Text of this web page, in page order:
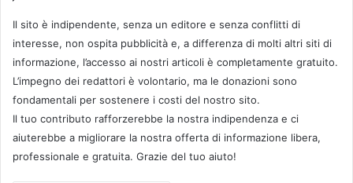
Il sito è indipendente, senza un editore e senza conflitti di
interesse, non ospita pubblicità e, a differenza di molti altri siti di
informazione, l’accesso ai nostri articoli è completamente gratuito.
L’impegno dei redattori è volontario, ma le donazioni sono
fondamentali per sostenere i costi del nostro sito.
Il tuo contributo rafforzerebbe la nostra indipendenza e ci
aiuterebbe a migliorare la nostra offerta di informazione libera,
professionale e gratuita. Grazie del tuo aiuto!